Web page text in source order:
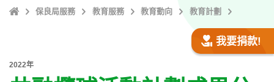
主
保良局服務 教育服務 教育動向 教育計劃
我要捐款!
2022年